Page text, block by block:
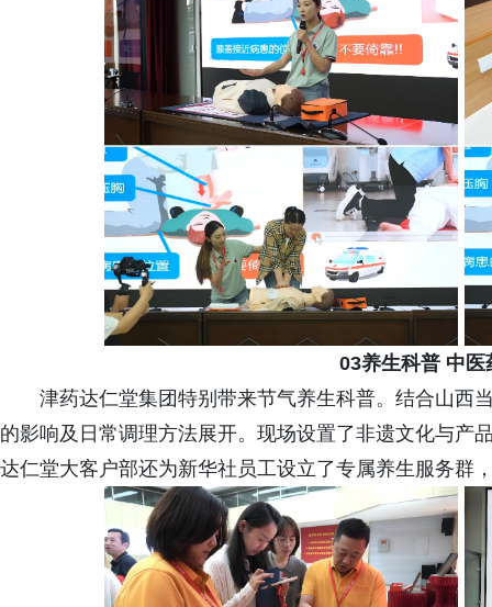
03养生科普 中医
津药达仁堂集团特别带来节气养生科普。结合山西
的影响及日常调理方法展开。现场设置了非遗文化与产
达仁堂大客户部还为新华社员工设立了专属养生服务群